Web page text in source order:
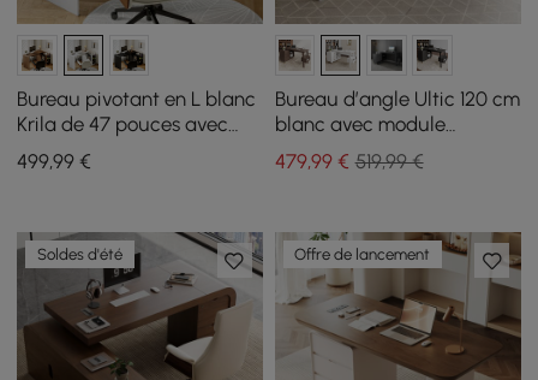
Bureau pivotant en L blanc
Krila de 47 pouces avec
tiroir à clavier
499,99 €
Bureau d’angle Ultic 120 cm
blanc avec module
pivotant et rangement
479,99€ 519,99 €
Soldes d'été Offre de lancement